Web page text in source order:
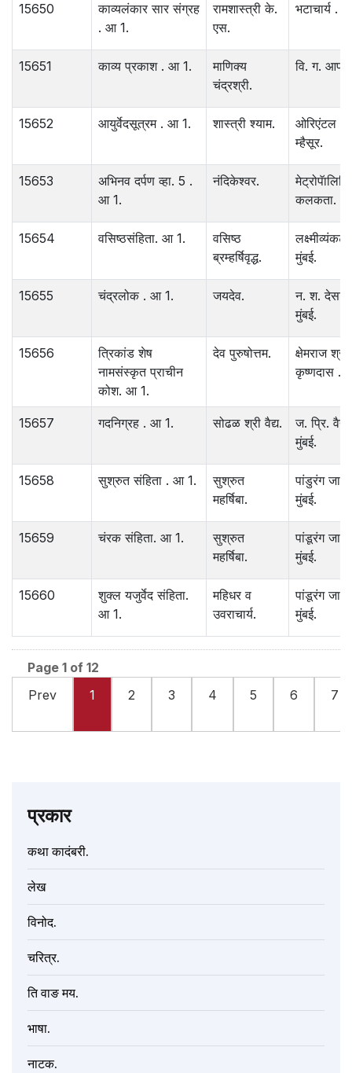
प्रकार
कथा कादंबरी.
लेख
विनोद.
चरित्र.
ति वाङ मय.
भाषा.
नाटक.
15650
काव्यलंकार सार संग्रह
. आ 1.
रामशास्त्री के.
एस.
भटाचार्य .
15651 काव्य प्रकाश . आ 1.
माणिक्य
चंद्रश्री.
वि. ग.
15652 आयुर्वेदसूत्रम . आ 1. शास्त्री श्याम.
ओरिएंटल
म्हैसूर.
15653
अभिनव दर्पण व्हा. 5 .
आ 1.
नंदिकेश्‍वर.
कलकता.
15654 वसिष्ठसंहिता. आ 1.
वसिष्ठ
ब्रम्हर्षिवृद्ध.
मुंबई.
15655 चंद्रलोक . आ 1. जयदेव.
न. श. देसाई.
मुंबई.
15656
त्रिकांड शेष
नामसंस्कृत प्राचीन
कोश. आ 1.
देव पुरुषोत्तम.
क्षेमराज श्री
कृष्णदास .
15657 गदनिग्रह . आ 1. सोढळ श्री वैद्य.
ज. प्रि. वैद्य
मुंबई.
15658 सुश्रुत संहिता . आ 1.
सुश्रुत
महर्षिबा.
पांडुरंग
मुंबई.
15659 चंरक संहिता. आ 1.
सुश्रुत
महर्षिबा.
पांडूरंग
मुंबई.
15660
शुक्ल यजुर्वेद संहिता.
आ 1.
महिधर व
उवराचार्य.
पांडूरंग
मुंबई.
Page 1 of 12
Prev
1 2 3 4 5 6 7